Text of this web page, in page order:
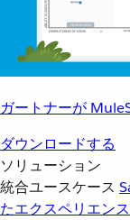
ガートナーが
ダウンロードする
ソリューション
統合ユースケース
たエクスペリエン